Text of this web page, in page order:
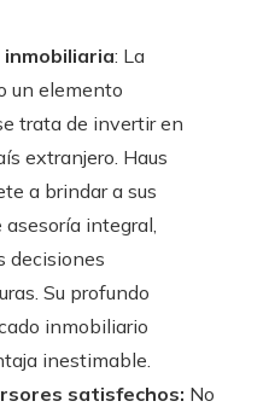
: La
un elemento
trata de invertir en
extranjero. Haus
a brindar a sus
integral,
decisiones
Su profundo
inmobiliario
inestimable.
satisfechos: No